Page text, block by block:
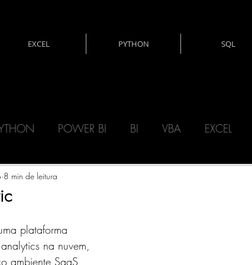
EXCEL PYTHON SQL
POWER BI BI VBA EXCEL
8 min de leitura
plataforma
na nuvem,
ambiente SaaS